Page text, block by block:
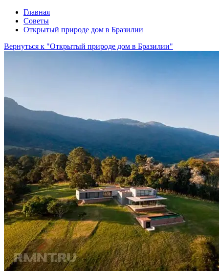
Главная
Советы
Открытый природе дом в Бразилии
Вернуться к "Открытый природе дом в Бразилии"